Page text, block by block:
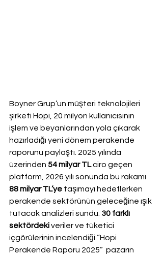
Boyner Grup’un müşteri teknolojileri
şirketi Hopi, 20 milyon kullanıcısının
işlem ve beyanlarından yola çıkarak
hazırladığı yeni dönem perakende
raporunu paylaştı. 2025 yılında
üzerinden 54 milyar TL ciro geçen
platform, 2026 yılı sonunda bu rakamı
88 milyar TL’ye taşımayı hedeflerken
perakende sektörünün geleceğine ışık
tutacak analizleri sundu. 30 farklı
sektördeki veriler ve tüketici
içgörülerinin incelendiği “Hopi
Perakende Raporu 2025”  pazarın